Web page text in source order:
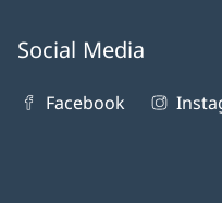
Social Media
Facebook